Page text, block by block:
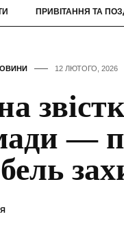
ПРИВІТАННЯ ТА
12 ЛЮТОГО, 2026
—